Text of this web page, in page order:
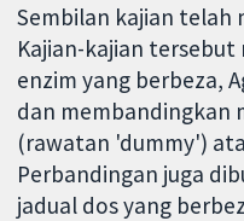
Sembilan kajian telah
Kajian-kajian
enzim yang berbeza,
dan membandingkan
(rawatan 'dummy')
Perbandingan juga
jadual dos yang